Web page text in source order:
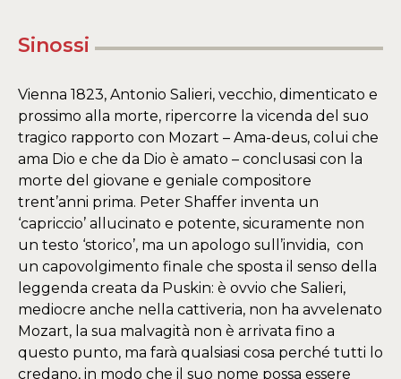
Sinossi
Vienna 1823, Antonio Salieri, vecchio, dimenticato e
prossimo alla morte, ripercorre la vicenda del suo
tragico rapporto con Mozart – Ama-deus, colui che
ama Dio e che da Dio è amato – conclusasi con la
morte del giovane e geniale compositore
trent’anni prima. Peter Shaffer inventa un
‘capriccio’ allucinato e potente, sicuramente non
un testo ‘storico’, ma un apologo sull’invidia, con
un capovolgimento finale che sposta il senso della
leggenda creata da Puskin: è ovvio che Salieri,
mediocre anche nella cattiveria, non ha avvelenato
Mozart, la sua malvagità non è arrivata fino a
questo punto, ma farà qualsiasi cosa perché tutti lo
credano, in modo che il suo nome possa essere